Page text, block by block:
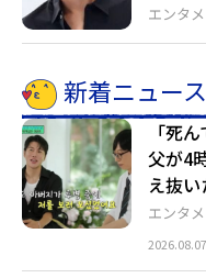
エンタメ
新着ニュース
エンタメ
「死
父が4
え抜
2026.08.07